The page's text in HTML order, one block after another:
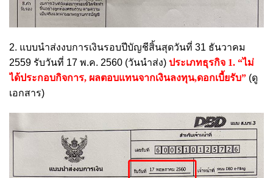
2. แบบนำส่งงบการเงินรอบปีบัญชีสิ้นสุดวันที่ 31 ธันวาคม
2559 รับวันที่ 17 พ.ค. 2560 (วันนำส่ง) ประเภทธุรกิจ 1. “ไม่
ได้ประกอบกิจการ, ผลตอบแทนจากเงินลงทุน,ดอกเบี้ยรับ” (ดู
เอกสาร)